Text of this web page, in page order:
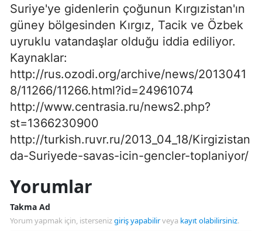
Suriye'ye gidenlerin çoğunun Kırgızistan'ın
güney bölgesinden Kırgız, Tacik ve Özbek
uyruklu vatandaşlar olduğu iddia ediliyor.
Kaynaklar:
http://rus.ozodi.org/archive/news/2013041
8/11266/11266.html?id=24961074
http://www.centrasia.ru/news2.php?
st=1366230900
http://turkish.ruvr.ru/2013_04_18/Kirgizistan
da-Suriyede-savas-icin-gencler-toplaniyor/
Yorumlar
Takma Ad
Yorum yapmak için, istersenizgiriş yapabilirveya kayıt olabilirsiniz.